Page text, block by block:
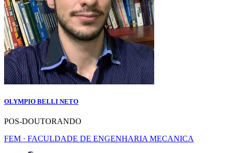
OLYMPIO BELLI NETO
POS-DOUTORANDO
FEM · FACULDADE DE ENGENHARIA MECANICA